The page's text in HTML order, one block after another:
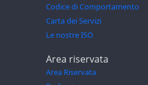
Codice di Comportamento
Carta dei Servizi
Le nostre ISO
Area riservata
Area Riservata